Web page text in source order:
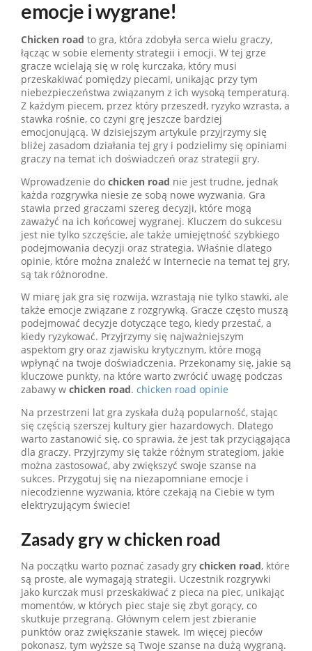
emocje i wygrane!
Chicken road to gra, która zdobyła serca wielu graczy,
łącząc w sobie elementy strategii i emocji. W tej grze
gracze wcielają się w rolę kurczaka, który musi
przeskakiwać pomiędzy piecami, unikając przy tym
niebezpieczeństwa związanym z ich wysoką temperaturą.
Z każdym piecem, przez który przeszedł, ryzyko wzrasta, a
stawka rośnie, co czyni grę jeszcze bardziej
emocjonującą. W dzisiejszym artykule przyjrzymy się
bliżej zasadom działania tej gry i podzielimy się opiniami
graczy na temat ich doświadczeń oraz strategii gry.
Wprowadzenie do chicken road nie jest trudne, jednak
każda rozgrywka niesie ze sobą nowe wyzwania. Gra
stawia przed graczami szereg decyzji, które mogą
zaważyć na ich końcowej wygranej. Kluczem do sukcesu
jest nie tylko szczęście, ale także umiejętność szybkiego
podejmowania decyzji oraz strategia. Właśnie dlatego
opinie, które można znaleźć w Internecie na temat tej gry,
są tak różnorodne.
W miarę jak gra się rozwija, wzrastają nie tylko stawki, ale
także emocje związane z rozgrywką. Gracze często muszą
podejmować decyzje dotyczące tego, kiedy przestać, a
kiedy ryzykować. Przyjrzymy się najważniejszym
aspektom gry oraz zjawisku krytycznym, które mogą
wpłynąć na twoje doświadczenia. Przekonamy się, jakie są
kluczowe punkty, na które warto zwrócić uwagę podczas
zabawy w chicken road . chicken road opinie
Na przestrzeni lat gra zyskała dużą popularność, stając
się częścią szerszej kultury gier hazardowych. Dlatego
warto zastanowić się, co sprawia, że jest tak przyciągająca
dla graczy. Przyjrzymy się także różnym strategiom, jakie
można zastosować, aby zwiększyć swoje szanse na
sukces. Przygotuj się na niezapomniane emocje i
niecodzienne wyzwania, które czekają na Ciebie w tym
elektryzującym świecie!
Zasady gry w chicken road
Na początku warto poznać zasady gry chicken road, które
są proste, ale wymagają strategii. Uczestnik rozgrywki
jako kurczak musi przeskakiwać z pieca na piec, unikając
momentów, w których piec staje się zbyt gorący, co
skutkuje przegraną. Głównym celem jest zbieranie
punktów oraz zwiększanie stawek. Im więcej pieców
pokonasz, tym wyższe są Twoje szanse na dużą wygraną.